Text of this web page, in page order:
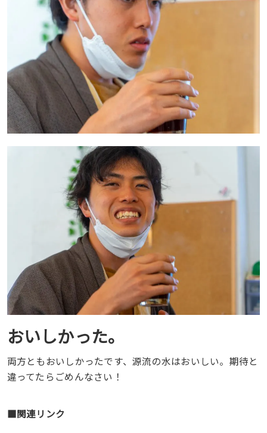
おいしかった。
両方ともおいしかったです、源流の水はおいしい。期待と
違ってたらごめんなさい！
■関連リンク